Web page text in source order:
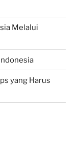
Melalui
yang Harus